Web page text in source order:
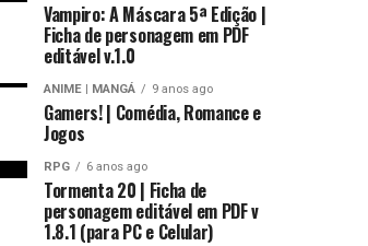
Vampiro: A Máscara 5ª Edição |
Ficha de personagem em PDF
editável v.1.0
ANIME | MANGÁ 9 anos ago
Gamers! | Comédia, Romance e
Jogos
RPG 6 anos ago
Tormenta 20 | Ficha de
personagem editável em PDF v
1.8.1 (para PC e Celular)